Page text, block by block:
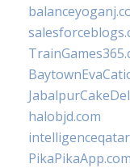
halobjd.com
PikaPikaApp.com